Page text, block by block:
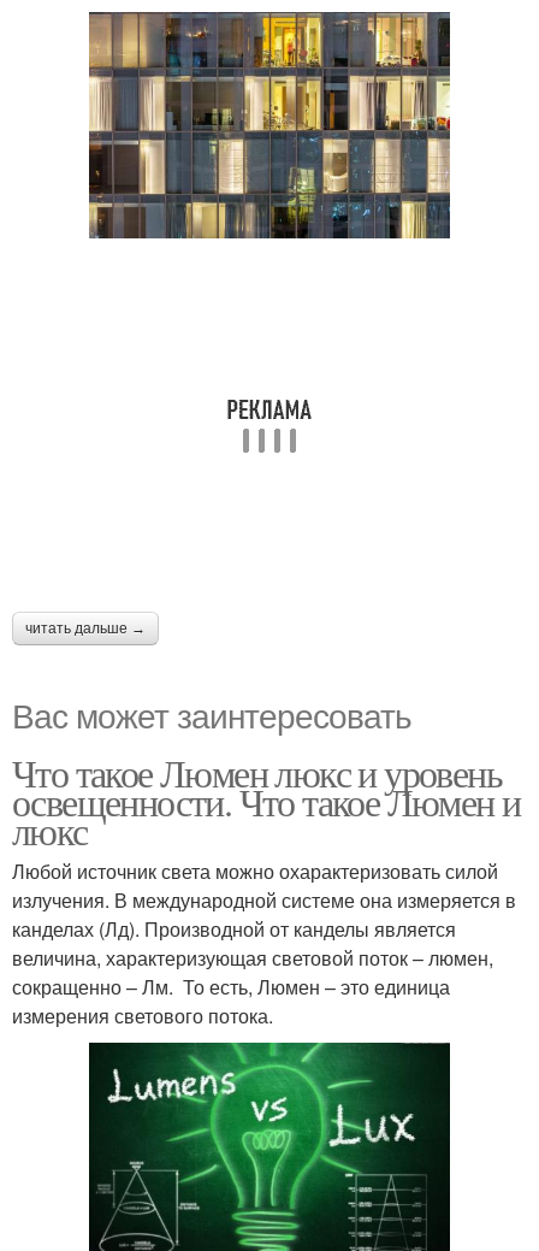
читать дальше →
Вас может заинтересовать
Что такое Люмен люкс и уровень
освещенности. Что такое Люмен и
люкс
Любой источник света можно охарактеризовать силой
излучения. В международной системе она измеряется в
канделах (Лд). Производной от канделы является
величина, характеризующая световой поток – люмен,
сокращенно – Лм. То есть, Люмен – это единица
измерения светового потока.